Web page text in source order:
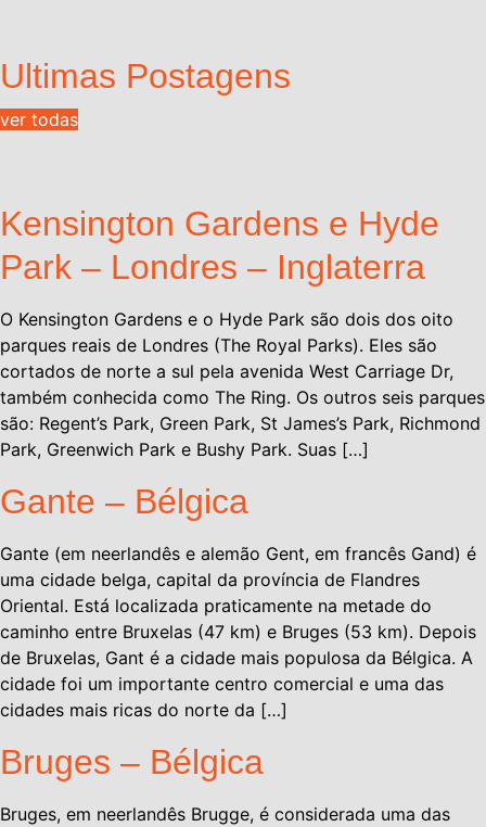
Ultimas Postagens
ver todas
Kensington Gardens e Hyde
Park – Londres – Inglaterra
O Kensington Gardens e o Hyde Park são dois dos oito
parques reais de Londres (The Royal Parks). Eles são
cortados de norte a sul pela avenida West Carriage Dr,
também conhecida como The Ring. Os outros seis parques
são: Regent’s Park, Green Park, St James’s Park, Richmond
Park, Greenwich Park e Bushy Park. Suas […]
Gante – Bélgica
Gante (em neerlandês e alemão Gent, em francês Gand) é
uma cidade belga, capital da província de Flandres
Oriental. Está localizada praticamente na metade do
caminho entre Bruxelas (47 km) e Bruges (53 km). Depois
de Bruxelas, Gant é a cidade mais populosa da Bélgica. A
cidade foi um importante centro comercial e uma das
cidades mais ricas do norte da […]
Bruges – Bélgica
Bruges, em neerlandês Brugge, é considerada uma das